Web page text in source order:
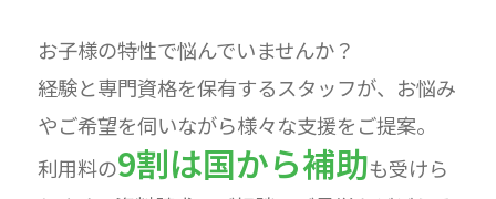
お子様の特性で悩んでいませんか？
経験と専門資格を保有するスタッフが、お悩み
やご希望を伺いながら様々な支援をご提案。
利用料の9割は国から補助も受けら